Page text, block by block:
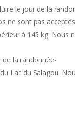
le jour de la
ne sont pas
à 145 kg. Nous
la randonnée-
Lac du Salagou.